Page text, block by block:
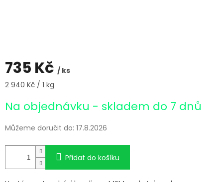
735 Kč / ks
Měrná
2 940 Kč / 1 kg
Na objednávku - skladem do 7 dnů
Můžeme doručit do: 17.8.2026
Přidat do košíku